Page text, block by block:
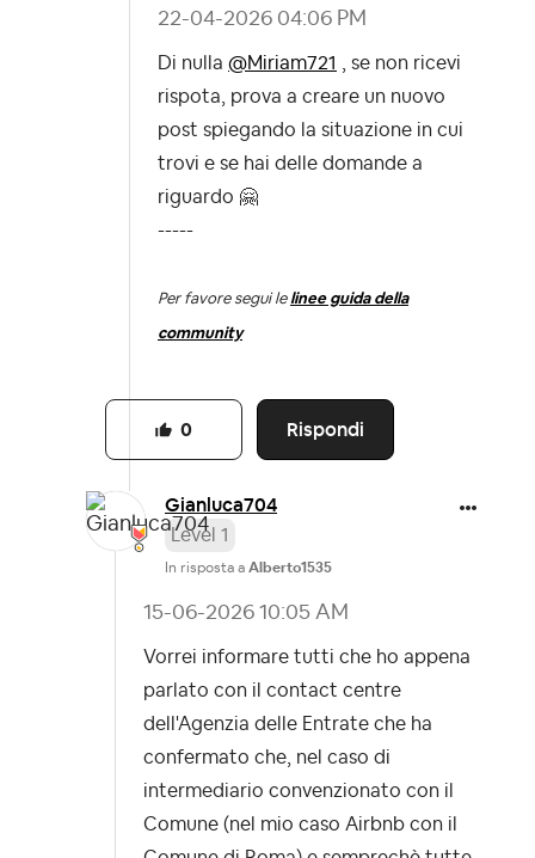
‎22-04-2026 04:06 PM
Di nulla @Miriam721
, se non ricevi
rispota, prova a creare un nuovo
post spiegando la situazione in cui
trovi e se hai delle domande a
riguardo 🤗
-----
Per favore segui le linee guida della
community
Rispondi
0
Gianluca704
Level 1
In risposta a Alberto1535
‎15-06-2026 10:05 AM
Vorrei informare tutti che ho appena
parlato con il contact centre
dell'Agenzia delle Entrate che ha
confermato che, nel caso di
intermediario convenzionato con il
Comune (nel mio caso Airbnb con il